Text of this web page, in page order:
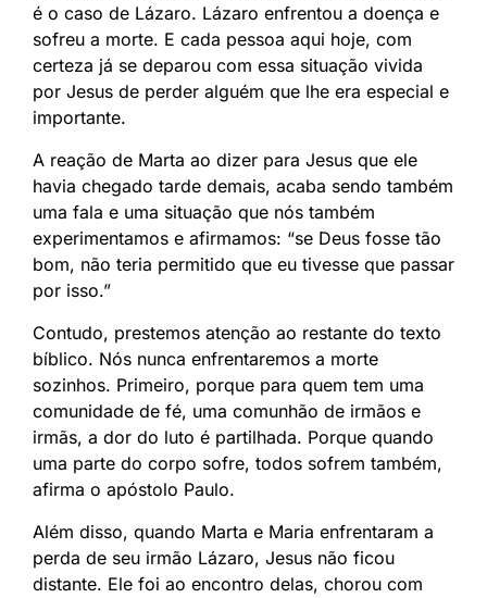
é o caso de Lázaro. Lázaro enfrentou a doença e
sofreu a morte. E cada pessoa aqui hoje, com
certeza já se deparou com essa situação vivida
por Jesus de perder alguém que lhe era especial e
importante.
A reação de Marta ao dizer para Jesus que ele
havia chegado tarde demais, acaba sendo também
uma fala e uma situação que nós também
experimentamos e afirmamos: “se Deus fosse tão
bom, não teria permitido que eu tivesse que passar
por isso.”
Contudo, prestemos atenção ao restante do texto
bíblico. Nós nunca enfrentaremos a morte
sozinhos. Primeiro, porque para quem tem uma
comunidade de fé, uma comunhão de irmãos e
irmãs, a dor do luto é partilhada. Porque quando
uma parte do corpo sofre, todos sofrem também,
afirma o apóstolo Paulo.
Além disso, quando Marta e Maria enfrentaram a
perda de seu irmão Lázaro, Jesus não ficou
distante. Ele foi ao encontro delas, chorou com